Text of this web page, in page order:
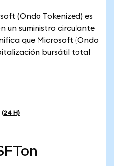
(Ondo Tokenized) es
un suministro circulante
que Microsoft (Ondo
bursátil total
(24 H)